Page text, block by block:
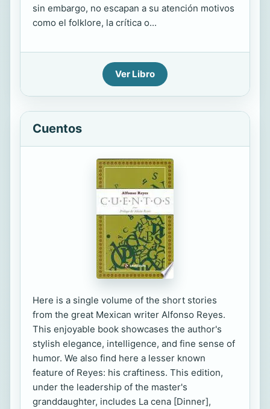
sin embargo, no escapan a su atención motivos
como el folklore, la crítica o...
Ver Libro
Cuentos
Here is a single volume of the short stories
from the great Mexican writer Alfonso Reyes.
This enjoyable book showcases the author's
stylish elegance, intelligence, and fine sense of
humor. We also find here a lesser known
feature of Reyes: his craftiness. This edition,
under the leadership of the master's
granddaughter, includes La cena [Dinner],